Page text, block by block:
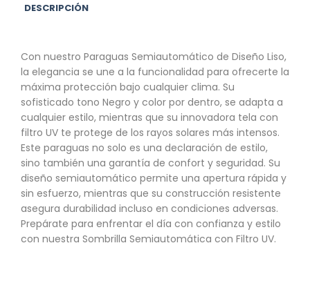
DESCRIPCIÓN
Con nuestro Paraguas Semiautomático de Diseño Liso,
la elegancia se une a la funcionalidad para ofrecerte la
máxima protección bajo cualquier clima. Su
sofisticado tono Negro y color por dentro, se adapta a
cualquier estilo, mientras que su innovadora tela con
filtro UV te protege de los rayos solares más intensos.
Este paraguas no solo es una declaración de estilo,
sino también una garantía de confort y seguridad. Su
diseño semiautomático permite una apertura rápida y
sin esfuerzo, mientras que su construcción resistente
asegura durabilidad incluso en condiciones adversas.
Prepárate para enfrentar el día con confianza y estilo
con nuestra Sombrilla Semiautomática con Filtro UV.